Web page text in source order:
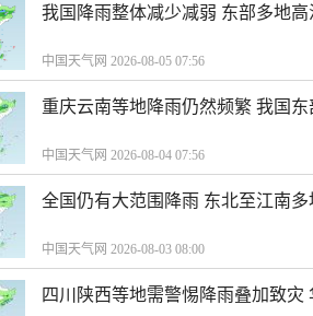
我国降雨整体减少减弱 东部多地
中国天气网 2026-08-05 07:56
重庆云南等地降雨仍然频繁 我国
中国天气网 2026-08-04 07:56
全国仍有大范围降雨 东北至江南
中国天气网 2026-08-03 08:00
四川陕西等地需警惕降雨叠加致